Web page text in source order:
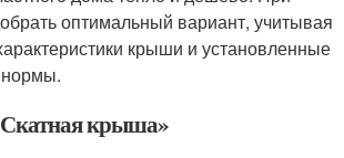
оптимальный вариант, учитывая
крыши и установленные
нормы.
крыша»